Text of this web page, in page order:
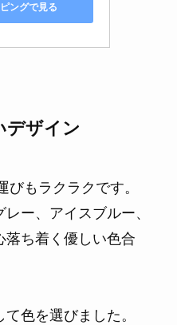
ングで見る
デザイン
もラクラクです。
ー、アイスブルー、
落ち着く優しい色合
色を選びました。